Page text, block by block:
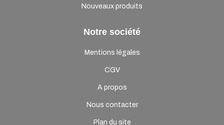
Nouveaux produits
Notre société
Mentions légales
CGV
A propos
Nous contacter
Plan du site